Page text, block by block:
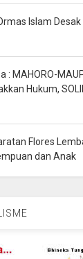
Islam
: MAHORO-
Hukum,
Flores
dan Anak